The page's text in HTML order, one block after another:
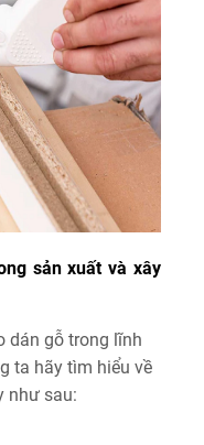
sản xuất và xây
dán gỗ trong lĩnh
ta hãy tìm hiểu về
như sau: